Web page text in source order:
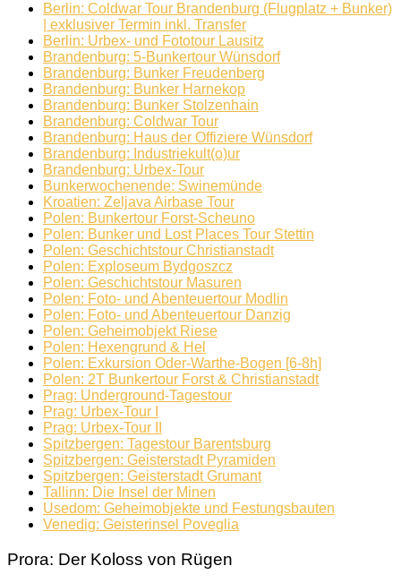
Berlin: Coldwar Tour Brandenburg (Flugplatz + Bunker)
| exklusiver Termin inkl. Transfer
Berlin: Urbex- und Fototour Lausitz
Brandenburg: 5-Bunkertour Wünsdorf
Brandenburg: Bunker Freudenberg
Brandenburg: Bunker Harnekop
Brandenburg: Bunker Stolzenhain
Brandenburg: Coldwar Tour
Brandenburg: Haus der Offiziere Wünsdorf
Brandenburg: Industriekult(o)ur
Brandenburg: Urbex-Tour
Bunkerwochenende: Swinemünde
Kroatien: Zeljava Airbase Tour
Polen: Bunkertour Forst-Scheuno
Polen: Bunker und Lost Places Tour Stettin
Polen: Geschichtstour Christianstadt
Polen: Exploseum Bydgoszcz
Polen: Geschichtstour Masuren
Polen: Foto- und Abenteuertour Modlin
Polen: Foto- und Abenteuertour Danzig
Polen: Geheimobjekt Riese
Polen: Hexengrund & Hel
Polen: Exkursion Oder-Warthe-Bogen [6-8h]
Polen: 2T Bunkertour Forst & Christianstadt
Prag: Underground-Tagestour
Prag: Urbex-Tour I
Prag: Urbex-Tour II
Spitzbergen: Tagestour Barentsburg
Spitzbergen: Geisterstadt Pyramiden
Spitzbergen: Geisterstadt Grumant
Tallinn: Die Insel der Minen
Usedom: Geheimobjekte und Festungsbauten
Venedig: Geisterinsel Poveglia
Prora: Der Koloss von Rügen